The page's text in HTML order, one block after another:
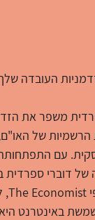
העובדה
משפר את
של
עם
של דוברי